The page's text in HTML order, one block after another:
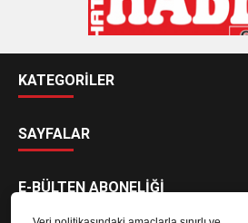
KATEGORİLER
SAYFALAR
E-BÜLTEN ABONELİĞİ